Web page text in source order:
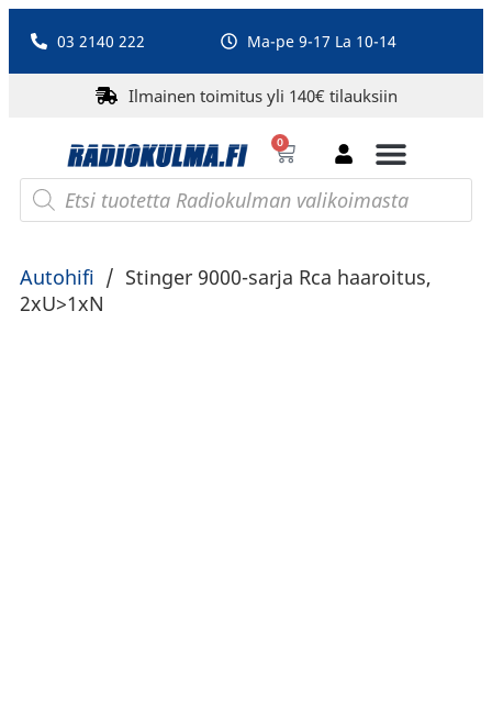
03 2140 222 Ma-pe 9-17 La 10-14
Ilmainen toimitus yli 140€ tilauksiin
0
Autohifi / Stinger 9000-sarja Rca haaroitus,
2xU>1xN